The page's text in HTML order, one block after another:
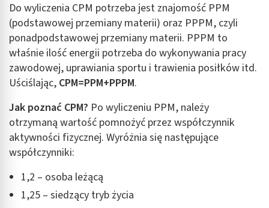
Do wyliczenia CPM potrzeba jest znajomość PPM
(podstawowej przemiany materii) oraz PPPM, czyli
ponadpodstawowej przemiany materii. PPPM to
właśnie ilość energii potrzeba do wykonywania pracy
zawodowej, uprawiania sportu i trawienia posiłków itd.
Uściślając, CPM=PPM+PPPM.
Jak poznać CPM? Po wyliczeniu PPM, należy
otrzymaną wartość pomnożyć przez współczynnik
aktywności fizycznej. Wyróżnia się następujące
współczynniki:
1,2 – osoba leżącą
1,25 – siedzący tryb życia